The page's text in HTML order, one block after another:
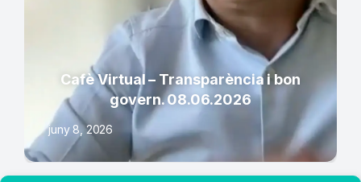
Cafè Virtual – Transparència i bon
govern. 08.06.2026
juny 8, 2026